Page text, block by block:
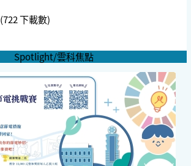
(722 下載數)
Spotlight/雲科焦點